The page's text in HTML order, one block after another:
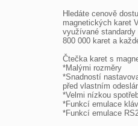
Hledáte cenově
magnetických karet
využívané
800 000 karet a
Čtečka karet s
*Malými rozměry
*Snadností
před vlastním
*Velmi nízkou
*Funkcí emulace
*Funkcí emulace